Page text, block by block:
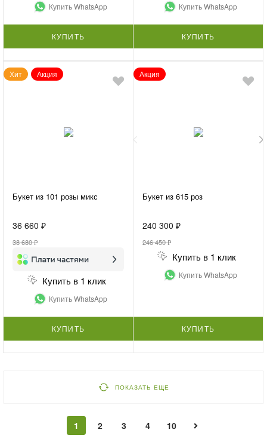
Купить WhatsApp
КУПИТЬ
Купить WhatsApp
КУПИТЬ
Хит Акция
Букет из 101 розы микс
36 660 ₽
38 680 ₽
Купить в 1 клик
Купить WhatsApp
КУПИТЬ
Акция
Букет из 615 роз
240 300 ₽
246 450 ₽
Купить в 1 клик
Купить WhatsApp
КУПИТЬ
ПОКАЗАТЬ ЕЩЕ
1 2 3 4 10